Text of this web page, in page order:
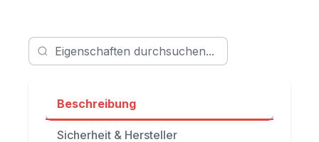
Beschreibung
Sicherheit & Hersteller